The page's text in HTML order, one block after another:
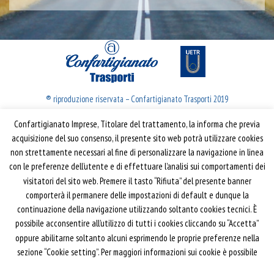
® riproduzione riservata – Confartigianato Trasporti 2019
Confartigianato Trasporti
Via S. Giovanni in Laterano, 152 | 00184 Roma
T: 06 70374.275
trasporti@confartigianato.it
confartigianatotrasporti@pec.it
Privacy e Cookie Policy
Informativa
Confartigianato Imprese, Titolare del trattamento, la informa che previa
acquisizione del suo consenso, il presente sito web potrà utilizzare cookies
non strettamente necessari al fine di personalizzare la navigazione in linea
con le preferenze dell’utente e di effettuare l’analisi sui comportamenti dei
visitatori del sito web. Premere il tasto “Rifiuta” del presente banner
comporterà il permanere delle impostazioni di default e dunque la
continuazione della navigazione utilizzando soltanto cookies tecnici. È
possibile acconsentire all’utilizzo di tutti i cookies cliccando su “Accetta”
oppure abilitarne soltanto alcuni esprimendo le proprie preferenze nella
sezione “Cookie setting”. Per maggiori informazioni sui cookie è possibile